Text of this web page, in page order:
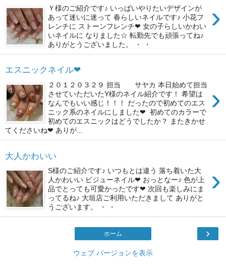
›
Ｙ様のご紹介です♪ いっぱいやりたいデザインが
あって迷いに迷って 春らしいネイルです♪ 小花フ
レンチに ストーンフレンチ❤ 女の子らしいかわい
いネイルに なりました☆ 転勤先でも頑張ってね♪
ありがとうございました。 ・ ・
エスニックネイル❤
›
２０１２０３２９ 担当 サヤカ 本日始めて担当
させていただいたY様のネイル紹介です！ 希望は
なんでもいい感じ！！！ だったので初めてのエス
ニック系のネイルにしました❤ 初めてのカラーで
初めてのエスニックはどうでしたか？ またきかせ
てくださいね❤ ありが...
大人かわいい
›
S様のご紹介です♪ いつもとは違う 落ち着いた大
人かわいい ビジューネイル❤ おっとなー♪ 色が上
品でとっても可愛かったです❤ 次回も楽しみにま
ってるね♪ 大垣店ご利用いただきまして ありがと
うございます。 ・ ・
›
ホーム
ウェブ バージョンを表示